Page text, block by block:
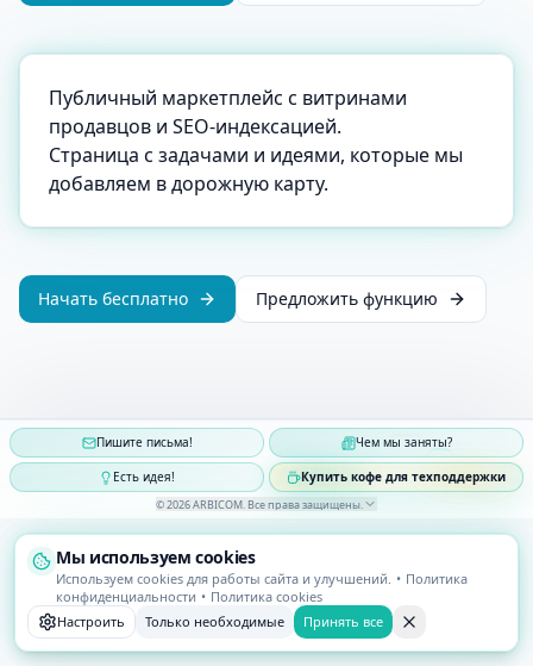
Публичный маркетплейс с витринами
продавцов и SEO-индексацией.
Страница с задачами и идеями, которые мы
добавляем в дорожную карту.
Начать бесплатно Предложить функцию
Пишите письма! Чем мы заняты?
Есть идея! Купить кофе для техподдержки
© 2026ARBICOM Все права защищены
Мы используем cookies
Используем cookies для работы сайта и улучшений. • Политика
конфиденциальности • Политика cookies
Настроить
Только необходимые Принять все